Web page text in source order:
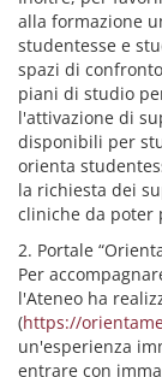
alla formazione
studentesse e
spazi di
piani di studio
l'attivazione di
disponibili per
orienta
la richiesta dei
cliniche da poter
2. Portale
Per
l'Ateneo ha
(https://
un'esperienza
entrare con